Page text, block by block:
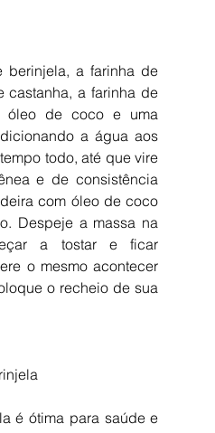
berinjela, a farinha de
castanha, a farinha de
óleo de coco e uma
a água aos
todo, até que vire
e de consistência
com óleo de coco
Despeje a massa na
a tostar e ficar
o mesmo acontecer
o recheio de sua
é ótima para saúde e